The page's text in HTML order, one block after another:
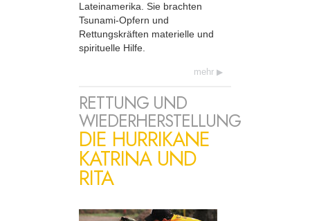
Lateinamerika. Sie brachten
Tsunami-Opfern und
Rettungskräften materielle und
spirituelle Hilfe.
mehr
RETTUNG UND
WIEDERHERSTELLUNG
DIE HURRIKANE
KATRINA UND
RITA